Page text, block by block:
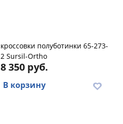
кроссовки полуботинки 65-273-
2 Sursil-Ortho
8 350 руб.
В корзину